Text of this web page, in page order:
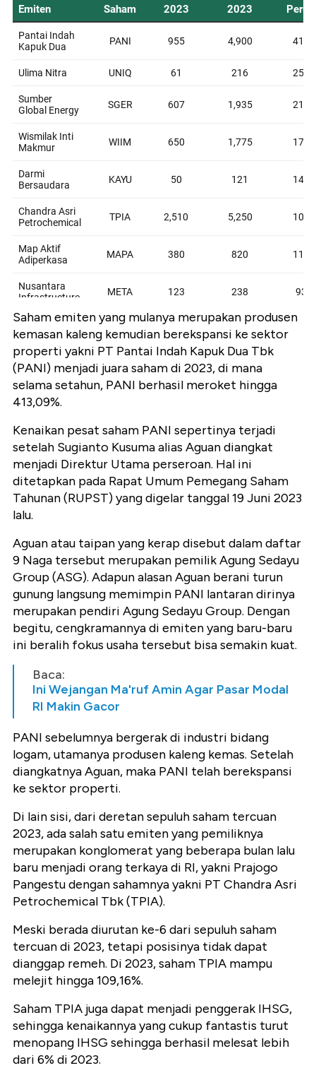
Saham emiten yang mulanya merupakan produsen
kemasan kaleng kemudian berekspansi ke sektor
properti yakni PT Pantai Indah Kapuk Dua Tbk
(PANI) menjadi juara saham di 2023, di mana
selama setahun, PANI berhasil meroket hingga
413,09%.
Kenaikan pesat saham PANI sepertinya terjadi
setelah Sugianto Kusuma alias Aguan diangkat
menjadi Direktur Utama perseroan. Hal ini
ditetapkan pada Rapat Umum Pemegang Saham
Tahunan (RUPST) yang digelar tanggal 19 Juni 2023
lalu.
Aguan atau taipan yang kerap disebut dalam daftar
9 Naga tersebut merupakan pemilik Agung Sedayu
Group (ASG). Adapun alasan Aguan berani turun
gunung langsung memimpin PANI lantaran dirinya
merupakan pendiri Agung Sedayu Group. Dengan
begitu, cengkramannya di emiten yang baru-baru
ini beralih fokus usaha tersebut bisa semakin kuat.
Baca:
Ini Wejangan Ma'ruf Amin Agar Pasar Modal
RI Makin Gacor
PANI sebelumnya bergerak di industri bidang
logam, utamanya produsen kaleng kemas. Setelah
diangkatnya Aguan, maka PANI telah berekspansi
ke sektor properti.
Di lain sisi, dari deretan sepuluh saham tercuan
2023, ada salah satu emiten yang pemiliknya
merupakan konglomerat yang beberapa bulan lalu
baru menjadi orang terkaya di RI, yakni Prajogo
Pangestu dengan sahamnya yakni PT Chandra Asri
Petrochemical Tbk (TPIA).
Meski berada diurutan ke-6 dari sepuluh saham
tercuan di 2023, tetapi posisinya tidak dapat
dianggap remeh. Di 2023, saham TPIA mampu
melejit hingga 109,16%.
Saham TPIA juga dapat menjadi penggerak IHSG,
sehingga kenaikannya yang cukup fantastis turut
menopang IHSG sehingga berhasil melesat lebih
dari 6% di 2023.